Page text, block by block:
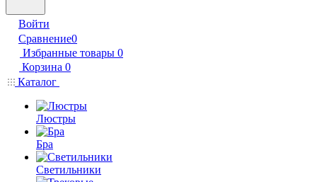
Войти
Сравнение0
Избранные товары 0
Корзина 0
Каталог
Люстры
Бра
Светильники